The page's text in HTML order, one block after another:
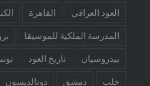
العود العراقي القاهرة
المدرسة الملكية للموسيقا
بيدروسيان تاريخ العود
حلب دمشق دونالديسون